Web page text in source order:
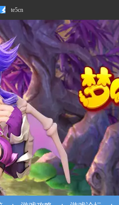
te5cn